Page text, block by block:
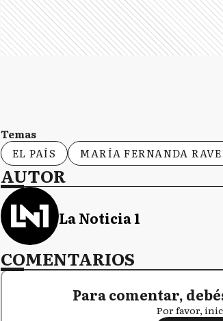
Temas
EL PAÍS
MARÍA FERNANDA
AUTOR
La Noticia 1
COMENTARIOS
Para comentar,
Por favor,